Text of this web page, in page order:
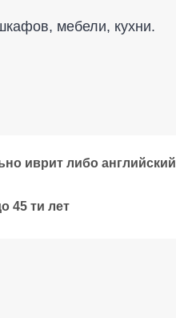
мебели, кухни.
ивритлибо английский
45 ти лет